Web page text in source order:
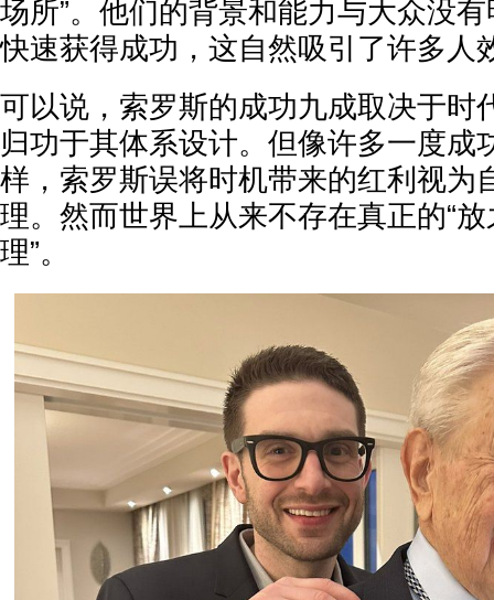
场所”。他们的背景和能力与大众没
快速获得成功，这自然吸引了许多人
可以说，索罗斯的成功九成取决于时
归功于其体系设计。但像许多一度成
样，索罗斯误将时机带来的红利视为
理。然而世界上从来不存在真正的“放
理”。